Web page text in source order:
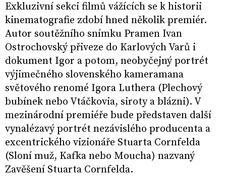
Exkluzivní sekci filmů vážících se k historii
kinematografie zdobí hned několik premiér.
Autor soutěžního snímku Pramen Ivan
Ostrochovský přiveze do Karlových Varů i
dokument Igor a potom, neobyčejný portrét
výjimečného slovenského kameramana
světového renomé Igora Luthera (Plechový
bubínek nebo Vtáčkovia, siroty a blázni). V
mezinárodní premiéře bude představen další
vynalézavý portrét nezávislého producenta a
excentrického vizionáře Stuarta Cornfelda
(Sloní muž, Kafka nebo Moucha) nazvaný
Zavěšení Stuarta Cornfelda.